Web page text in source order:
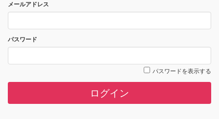
メールアドレス
パスワード
パスワードを表示する
ログイン